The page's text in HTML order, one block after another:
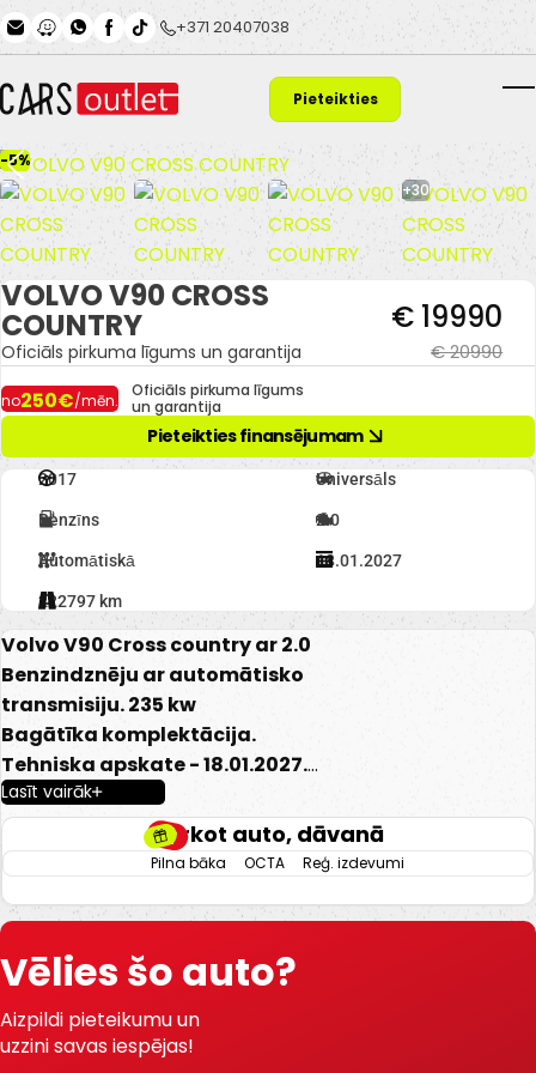
Skip to main content+371 20407038
Pieteikties
finansējumam
-5%
+30
VOLVO V90 CROSS
COUNTRY
Oficiāls pirkuma līgums un garantija € 20990
€ 19990
no250€/mēn.
Oficiāls pirkuma līgums
un garantija
Pieteikties finansējumam
2017 Universāls
Benzīns 2.0
Automātiskā 18.01.2027
222797 km
Pērkot auto, dāvanā
Reģ. izdevumi
OCTA
Pilna bāka
Volvo V90 Cross country ar 2.0
Benzindznēju ar automātisko
transmisiju. 235 kw
Bagātīka komplektācija.
Tehniska apskate - 18.01.2027.
-Pilnpiedziņas.
-Elektriski regulējams ādas salons ar
atmiņu.
-El. regulējami, apsildāmi un nolokami
-Gaisa kondicionieris.
-Kruīza kontrole.
Lasīt vairāk
Vēlies šo auto?
Aizpildi pieteikumu un
uzzini savas iespējas!